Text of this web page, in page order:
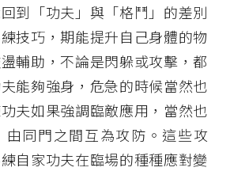
到「功夫」與「格鬥」的差別
技巧，期能提升自己身體的物
輔助，不論是閃躲或攻擊，都
能夠強身，危急的時候當然也
夫如果強調臨敵應用，當然也
由同門之間互為攻防。這些攻
自家功夫在臨場的種種應對變